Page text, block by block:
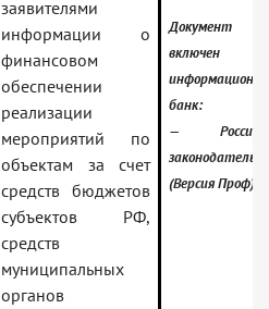
заявителями
информации о
финансовом
обеспечении
реализации
мероприятий по
объектам за счет
средств бюджетов
субъектов РФ,
средств
муниципальных
органов
Документ
включен
банк:
—
(Версия Проф)